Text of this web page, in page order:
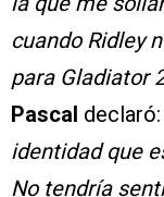
cuando Ridley
para Gladiator
Pascal declaró:
identidad que
No tendría